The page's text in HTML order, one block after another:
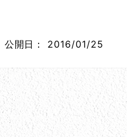
公開日： 2016/01/25